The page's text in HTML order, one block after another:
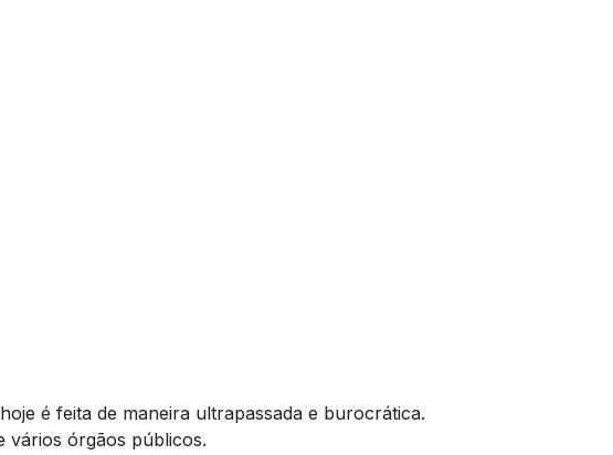
é feita de maneira ultrapassada e burocrática.
vários órgãos públicos.